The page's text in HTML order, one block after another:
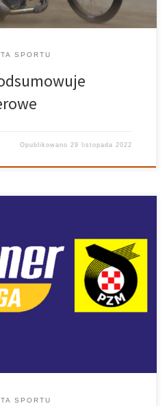
SPORTU
Opublikowano29 listopada 2022
garść nowych informacji
sezonie będą wyglądały
To właśnie wtedy
ligowych na sezon 2023, w
Przewodniczący GKSŻ, Piotr
SPORTU